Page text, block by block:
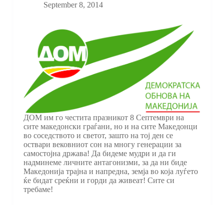
September 8, 2014
ДОМ им го честита празникот 8 Септември на
сите македонски граѓани, но и на сите Македонци
во соседството и светот, зашто на тој ден се
оствари вековниот сон на многу генерации за
самостојна држава! Да бидеме мудри и да ги
надминеме личните антагонизми, за да ни биде
Македонија трајна и напредна, земја во која луѓето
ќе бидат среќни и горди да живеат! Сите си
требаме!